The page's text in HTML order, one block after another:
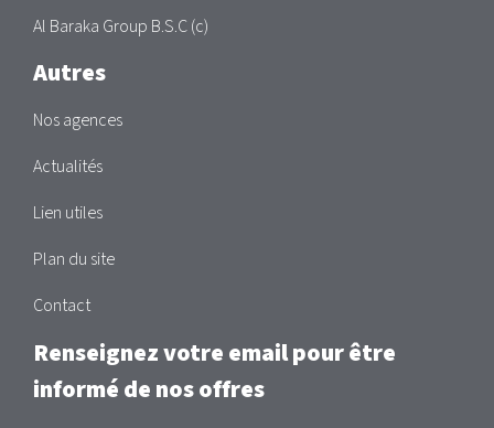
Al Baraka Group B.S.C (c)
Autres
Nos agences
Actualités
Lien utiles
Plan du site
Contact
Renseignez votre email pour être
informé de nos offres